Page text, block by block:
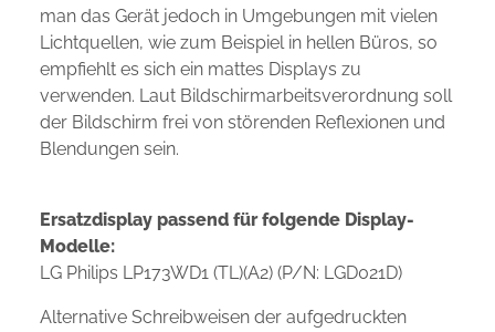
man das Gerät jedoch in Umgebungen mit vielen
Lichtquellen, wie zum Beispiel in hellen Büros, so
empfiehlt es sich ein mattes Displays zu
verwenden. Laut Bildschirmarbeitsverordnung soll
der Bildschirm frei von störenden Reflexionen und
Blendungen sein.
Ersatzdisplay passend für folgende Display-
Modelle:
LG Philips LP173WD1 (TL)(A2) (P/N: LGD021D)
Alternative Schreibweisen der aufgedruckten